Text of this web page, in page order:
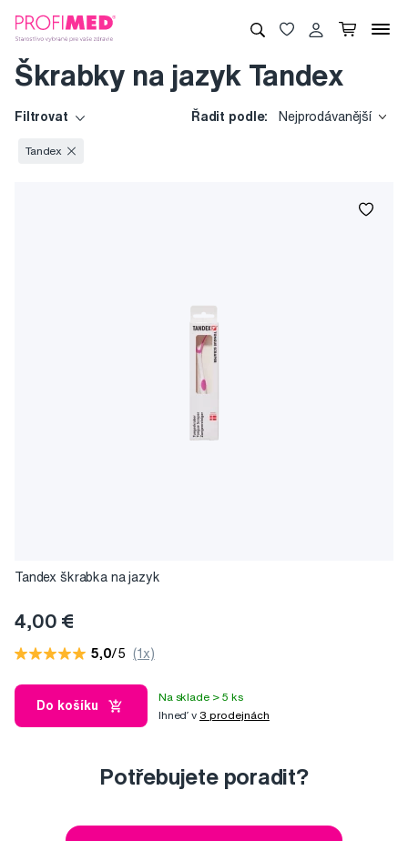
Škrabky na jazyk Tandex
Filtrovat Řadit podle: Nejprodávanější
Tandex
Tandex škrabka na jazyk
4,00 €
5,0/5 (1x)
Do košíku
Na sklade > 5 ks
Ihneď v 3 prodejnách
Potřebujete poradit?